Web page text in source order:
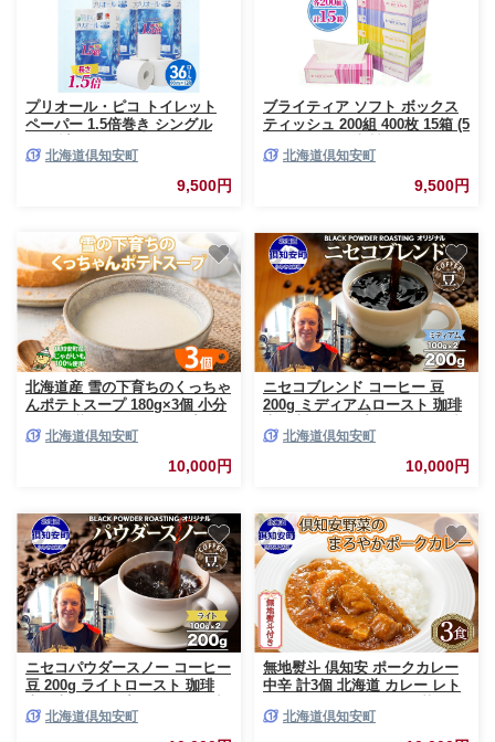
プリオール・ピコ トイレット
ペーパー 1.5倍巻き シングル
ック) 日本製 まとめ買い リサイ
クル 防災 常備品 トイレ トイレ
ットペーパー 消耗品 日用品 備
北海道倶知安町
9,500円
ブライティア ソフト ボックス
ティッシュ 200組 400枚 15箱 (5
ティッシュ リサイクル 長持 防
災 常備品 日用雑貨 消耗品 生活
必需品 備蓄 ペーパー 紙 北海道
北海道倶知安町
9,500円
北海道産 雪の下育ちのくっちゃ
んポテトスープ 180g×3個 小分
ージュ じゃがいも 馬鈴薯 ポテ
ト 野菜 朝食 夜食 常備食 送料
無料 北の百貨 しりべしや ニセ
北海道倶知安町
10,000円
ニセコブレンド コーヒー 豆
200g ミディアムロースト 珈琲
分け 自家焙煎 ミディアム焙煎
グアテマラ豆 グリーンファーム
カフェ 中煎り珈琲 挽きたてコ
北海道倶知安町
10,000円
ニセコパウダースノー コーヒー
豆 200g ライトロースト 珈琲
分け 自家焙煎 ライト焙煎 グリ
ーンファームカフェ Coffee オ
北海道倶知安町
無地熨斗 倶知安 ポークカレー
中辛 計3個 北海道 カレー レト
がいも お取り寄せ グルメ スパ
イス おかず お肉 牛肉 加工食品
北海道倶知安町